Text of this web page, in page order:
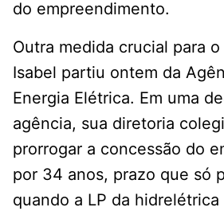
do empreendimento.
Outra medida crucial para
Isabel partiu ontem da
Energia Elétrica. Em uma
agência, sua diretoria
prorrogar a concessão do
por 34 anos, prazo que só
quando a LP da hidrelétrica